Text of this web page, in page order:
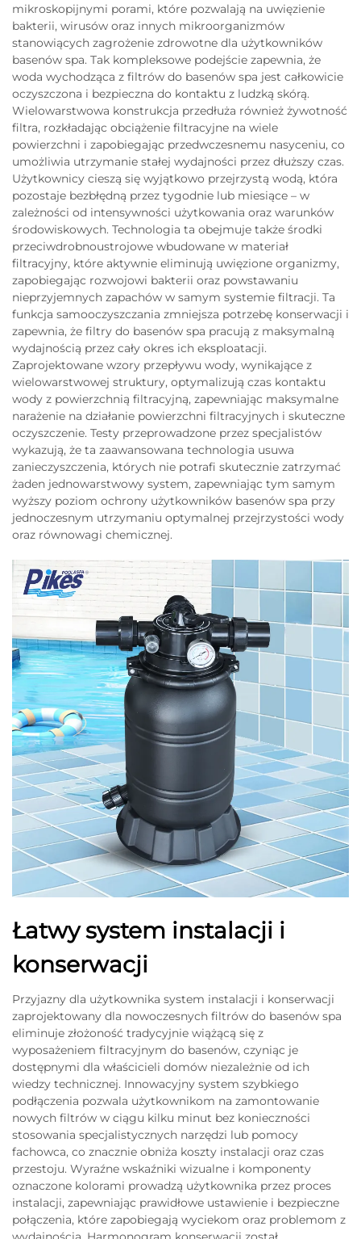
mikroskopijnymi porami, które pozwalają na uwięzienie
bakterii, wirusów oraz innych mikroorganizmów
stanowiących zagrożenie zdrowotne dla użytkowników
basenów spa. Tak kompleksowe podejście zapewnia, że
woda wychodząca z filtrów do basenów spa jest całkowicie
oczyszczona i bezpieczna do kontaktu z ludzką skórą.
Wielowarstwowa konstrukcja przedłuża również żywotność
filtra, rozkładając obciążenie filtracyjne na wiele
powierzchni i zapobiegając przedwczesnemu nasyceniu, co
umożliwia utrzymanie stałej wydajności przez dłuższy czas.
Użytkownicy cieszą się wyjątkowo przejrzystą wodą, która
pozostaje bezbłędną przez tygodnie lub miesiące – w
zależności od intensywności użytkowania oraz warunków
środowiskowych. Technologia ta obejmuje także środki
przeciwdrobnoustrojowe wbudowane w materiał
filtracyjny, które aktywnie eliminują uwięzione organizmy,
zapobiegając rozwojowi bakterii oraz powstawaniu
nieprzyjemnych zapachów w samym systemie filtracji. Ta
funkcja samooczyszczania zmniejsza potrzebę konserwacji i
zapewnia, że filtry do basenów spa pracują z maksymalną
wydajnością przez cały okres ich eksploatacji.
Zaprojektowane wzory przepływu wody, wynikające z
wielowarstwowej struktury, optymalizują czas kontaktu
wody z powierzchnią filtracyjną, zapewniając maksymalne
narażenie na działanie powierzchni filtracyjnych i skuteczne
oczyszczenie. Testy przeprowadzone przez specjalistów
wykazują, że ta zaawansowana technologia usuwa
zanieczyszczenia, których nie potrafi skutecznie zatrzymać
żaden jednowarstwowy system, zapewniając tym samym
wyższy poziom ochrony użytkowników basenów spa przy
jednoczesnym utrzymaniu optymalnej przejrzystości wody
oraz równowagi chemicznej.
Łatwy system instalacji i
konserwacji
Przyjazny dla użytkownika system instalacji i konserwacji
zaprojektowany dla nowoczesnych filtrów do basenów spa
eliminuje złożoność tradycyjnie wiążącą się z
wyposażeniem filtracyjnym do basenów, czyniąc je
dostępnymi dla właścicieli domów niezależnie od ich
wiedzy technicznej. Innowacyjny system szybkiego
podłączenia pozwala użytkownikom na zamontowanie
nowych filtrów w ciągu kilku minut bez konieczności
stosowania specjalistycznych narzędzi lub pomocy
fachowca, co znacznie obniża koszty instalacji oraz czas
przestoju. Wyraźne wskaźniki wizualne i komponenty
oznaczone kolorami prowadzą użytkownika przez proces
instalacji, zapewniając prawidłowe ustawienie i bezpieczne
połączenia, które zapobiegają wyciekom oraz problemom z